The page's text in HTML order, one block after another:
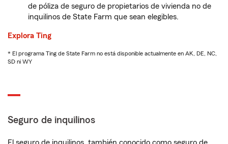
de póliza de seguro de propietarios de vivienda no de
inquilinos de State Farm que sean elegibles.
Explora Ting
* El programa Ting de State Farm no está disponible actualmente en AK, DE, NC,
SD ni WY
Seguro de inquilinos